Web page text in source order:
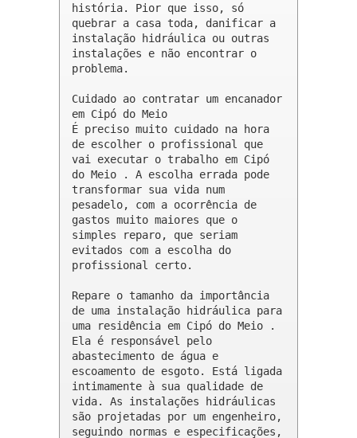
história. Pior que isso, só
quebrar a casa toda, danificar a
instalação hidráulica ou outras
instalações e não encontrar o
problema.
Cuidado ao contratar um encanador
em Cipó do Meio
É preciso muito cuidado na hora
de escolher o profissional que
vai executar o trabalho em Cipó
do Meio . A escolha errada pode
transformar sua vida num
pesadelo, com a ocorrência de
gastos muito maiores que o
simples reparo, que seriam
evitados com a escolha do
profissional certo.
Repare o tamanho da importância
de uma instalação hidráulica para
uma residência em Cipó do Meio .
Ela é responsável pelo
abastecimento de água e
escoamento de esgoto. Está ligada
intimamente à sua qualidade de
vida. As instalações hidráulicas
são projetadas por um engenheiro,
seguindo normas e especificações,